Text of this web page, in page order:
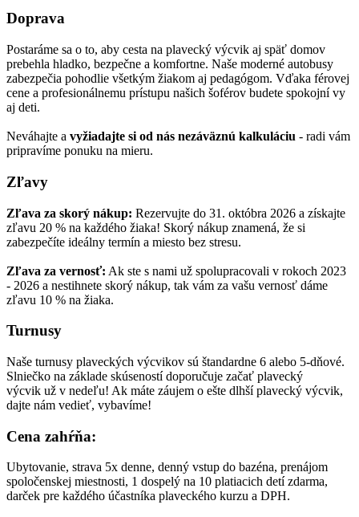
Doprava
Postaráme sa o to, aby cesta na plavecký výcvik aj späť domov
prebehla hladko, bezpečne a komfortne. Naše moderné autobusy
zabezpečia pohodlie všetkým žiakom aj pedagógom. Vďaka férovej
cene a profesionálnemu prístupu našich šoférov budete spokojní vy
aj deti.
Neváhajte a vyžiadajte si od nás nezáväznú kalkuláciu - radi vám
pripravíme ponuku na mieru.
Zľavy
Zľava za skorý nákup: Rezervujte do 31. októbra 2026 a získajte
zľavu 20 % na každého žiaka! Skorý nákup znamená, že si
zabezpečíte ideálny termín a miesto bez stresu.
Zľava za vernosť: Ak ste s nami už spolupracovali v rokoch 2023
- 2026 a nestihnete skorý nákup, tak vám za vašu vernosť dáme
zľavu 10 % na žiaka.
Turnusy
Naše turnusy plaveckých výcvikov sú štandardne 6 alebo 5-dňové.
Slniečko na základe skúseností doporučuje začať plavecký
výcvik už v nedeľu! Ak máte záujem o ešte dlhší plavecký výcvik,
dajte nám vedieť, vybavíme!
Cena zahŕňa:
Ubytovanie, strava 5x denne, denný vstup do bazéna, prenájom
spoločenskej miestnosti, 1 dospelý na 10 platiacich detí zdarma,
darček pre každého účastníka plaveckého kurzu a DPH.